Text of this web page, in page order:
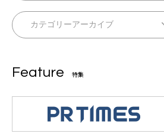
Feature 特集